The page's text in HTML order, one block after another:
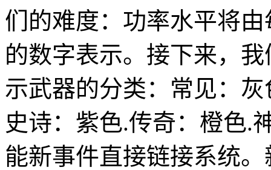
们的难度：功率水平将
的数字表示。接下来，
示武器的分类：常见：
史诗：紫色.传奇：橙色.
能新事件直接链接系统